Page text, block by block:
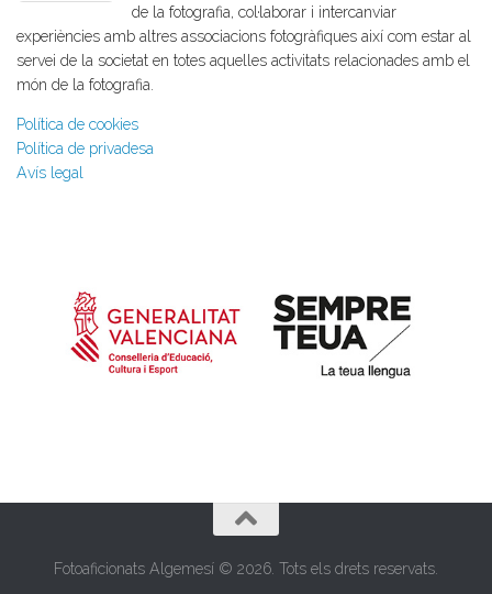
de la fotografia, col·laborar i intercanviar
experiències amb altres associacions fotogràfiques així com estar al
servei de la societat en totes aquelles activitats relacionades amb el
món de la fotografia.
Política de cookies
Política de privadesa
Avís legal
Fotoaficionats Algemesí © 2026. Tots els drets reservats.